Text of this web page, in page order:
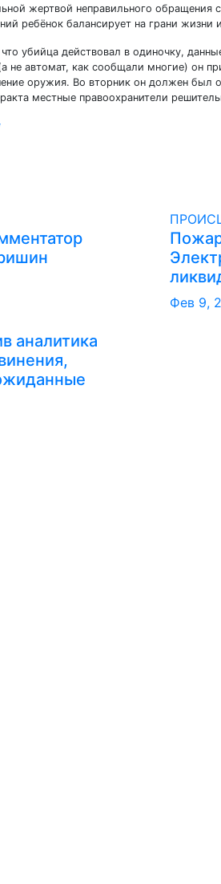
жертвой неправильного обращения
ребёнок балансирует на грани жизни
убийца действовал в одиночку,
не автомат, как сообщали многие) он
оружия. Во вторник он должен был
местные правоохранители
Фев 9,
аналитика